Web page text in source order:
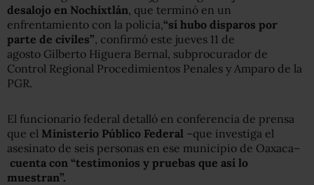
desalojo en Nochixtlán, que terminó en un
enfrentamiento con la policía,“sí hubo disparos por
parte de civiles”, confirmó este jueves 11 de
agosto Gilberto Higuera Bernal, subprocurador de
Control Regional Procedimientos Penales y Amparo de la
PGR.
El funcionario federal detalló en conferencia de prensa
que el Ministerio Público Federal –que investiga el
asesinato de seis personas en ese municipio de Oaxaca–
cuenta con “testimonios y pruebas que así lo
muestran”.